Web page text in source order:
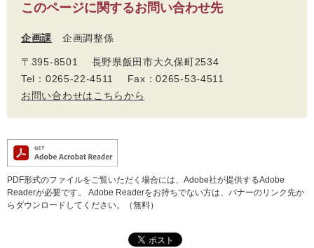
このページに関するお問い合わせ先
企画課 企画調整係
〒395-8501 長野県飯田市大久保町2534
Tel：0265-22-4511 Fax：0265-53-4511
お問い合わせはこちらから
PDF形式のファイルをご覧いただく場合には、Adobe社が提供するAdobe
Readerが必要です。
Adobe Readerをお持ちでない方は、バナーのリンク先か
らダウンロードしてください。（無料）